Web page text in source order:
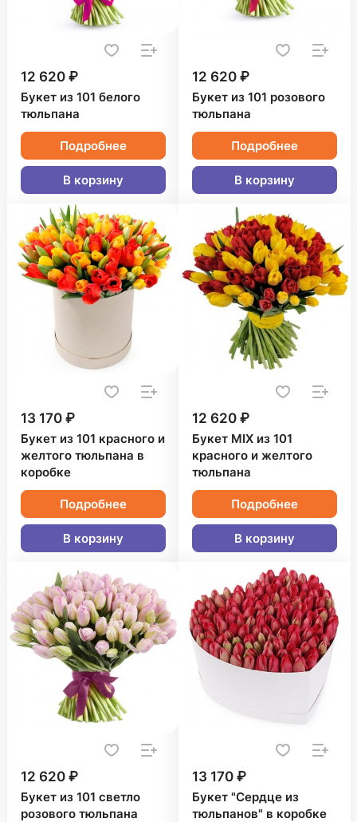
12 620 ₽
Букет из 101 белого
тюльпана
Подробнее
В корзину
12 620 ₽
Букет из 101 розового
тюльпана
Подробнее
В корзину
13 170 ₽
Букет из 101 красного и
желтого тюльпана в
коробке
Подробнее
В корзину
12 620 ₽
Букет MIX из 101
красного и желтого
тюльпана
Подробнее
В корзину
12 620 ₽
Букет из 101 светло
розового тюльпана
13 170 ₽
Букет "Сердце из
тюльпанов" в коробке